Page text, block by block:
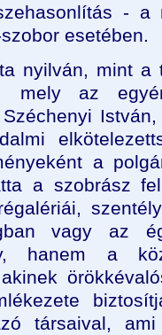
-
esetében.
nyilván, mint a
mely az
a
a szobrász
vagy az
hanem a
társaival,